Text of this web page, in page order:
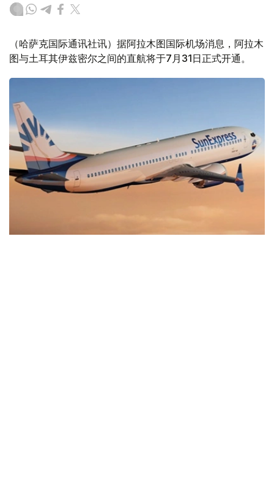
（哈萨克国际通讯社讯）据阿拉木图国际机场消息，阿拉木
图与土耳其伊兹密尔之间的直航将于7月31日正式开通。